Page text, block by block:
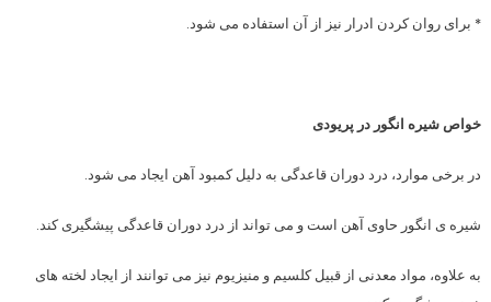
* برای روان کردن ادرار نیز از آن استفاده می شود.
خواص شیره انگور در پریودی
در برخی موارد، درد دوران قاعدگی به دلیل کمبود آهن ایجاد می شود.
شیره ی انگور حاوی آهن است و می تواند از درد دوران قاعدگی پیشگیری کند.
به علاوه، مواد معدنی از قبیل کلسیم و منیزیوم نیز می توانند از ایجاد لخته های